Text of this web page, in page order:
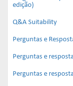
edição)
Q&A Suitability
Perguntas e
Perguntas e
Perguntas e